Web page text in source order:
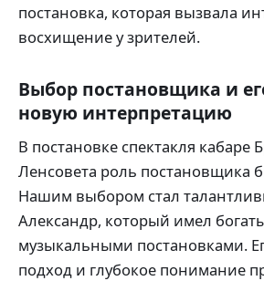
постановка, которая вызвала
восхищение у зрителей.
Выбор постановщика и
новую интерпретацию
В постановке спектакля кабаре
Ленсовета роль
Нашим выбором стал
Александр, который имел
музыкальными постановками.
подход и глубокое понимание